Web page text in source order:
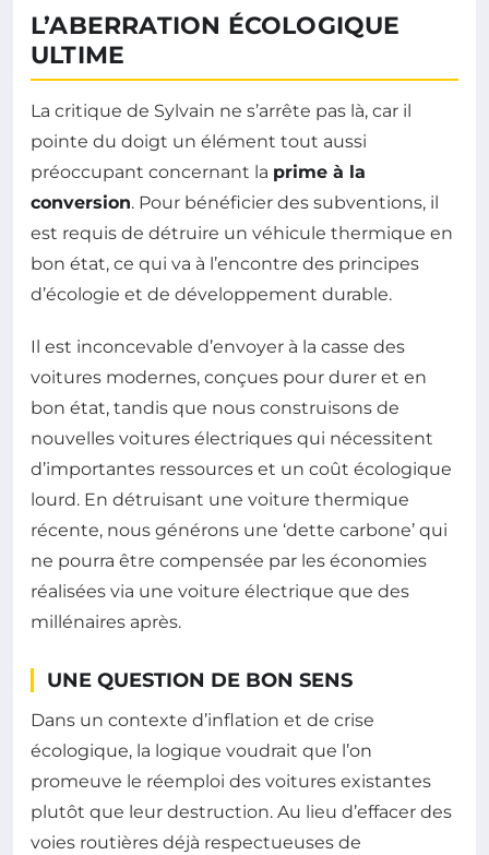
L’ABERRATION ÉCOLOGIQUE
ULTIME
La critique de Sylvain ne s’arrête pas là, car il
pointe du doigt un élément tout aussi
préoccupant concernant la prime à la
conversion. Pour bénéficier des subventions, il
est requis de détruire un véhicule thermique en
bon état, ce qui va à l’encontre des principes
d’écologie et de développement durable.
Il est inconcevable d’envoyer à la casse des
voitures modernes, conçues pour durer et en
bon état, tandis que nous construisons de
nouvelles voitures électriques qui nécessitent
d’importantes ressources et un coût écologique
lourd. En détruisant une voiture thermique
récente, nous générons une ‘dette carbone’ qui
ne pourra être compensée par les économies
réalisées via une voiture électrique que des
millénaires après.
UNE QUESTION DE BON SENS
Dans un contexte d’inflation et de crise
écologique, la logique voudrait que l’on
promeuve le réemploi des voitures existantes
plutôt que leur destruction. Au lieu d’effacer des
voies routières déjà respectueuses de